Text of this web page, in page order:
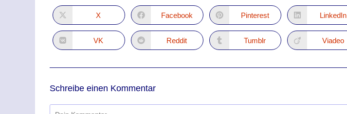
X Facebook Pinterest LinkedIn
VK Reddit Tumblr Viadeo
Schreibe einen Kommentar